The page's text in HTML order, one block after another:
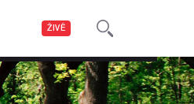
ŽIVĚ